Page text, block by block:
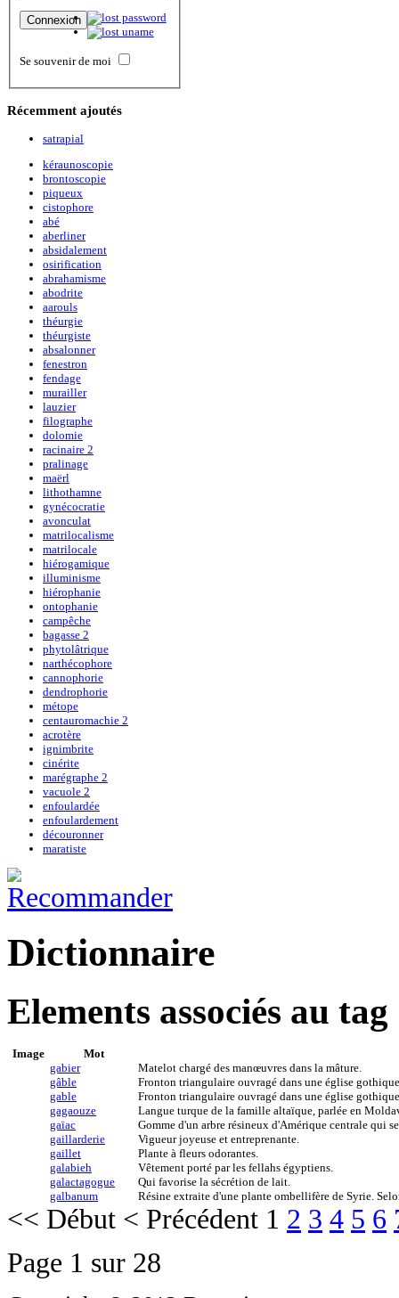
Se souvenir de moi
Récemment ajoutés
satrapial
kéraunoscopie
brontoscopie
piqueux
cistophore
abé
aberliner
absidalement
osirification
abrahamisme
abodrite
aarouls
théurgie
théurgiste
absalonner
fenestron
fendage
murailler
lauzier
filographe
dolomie
racinaire 2
pralinage
maërl
lithothamne
gynécocratie
avonculat
matrilocalisme
matrilocale
hiérogamique
illuminisme
hiérophanie
ontophanie
campêche
bagasse 2
phytolâtrique
narthécophore
cannophorie
dendrophorie
métope
centauromachie 2
acrotère
ignimbrite
cinérite
marégraphe 2
vacuole 2
enfoulardée
enfoulardement
découronner
maratiste
Dictionnaire
Elements associés au
Image
Mot
gabier
Matelot chargé des manœuvres dans la mâture.
gâble
Fronton triangulaire ouvragé dans une église
gable
Fronton triangulaire ouvragé dans une église
gagaouze
Langue turque de la famille altaïque, parlée en
gaïac
Gomme d'un arbre résineux d'Amérique centrale qui
gaillarderie
Vigueur joyeuse et entreprenante.
gaillet
Plante à fleurs odorantes.
galabieh
Vêtement porté par les fellahs égyptiens.
galactagogue
Qui favorise la sécrétion de lait.
galbanum
Résine extraite d'une plante ombellifère de Syrie.
<< Début < Précédent 1 2 3 4 5 6
Page 1 sur 28